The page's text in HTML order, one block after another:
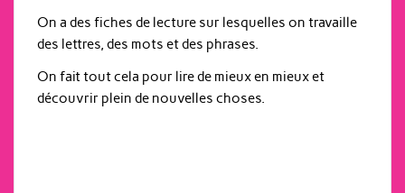
On a des fiches de lecture sur lesquelles on travaille
des lettres, des mots et des phrases.
On fait tout cela pour lire de mieux en mieux et
découvrir plein de nouvelles choses.